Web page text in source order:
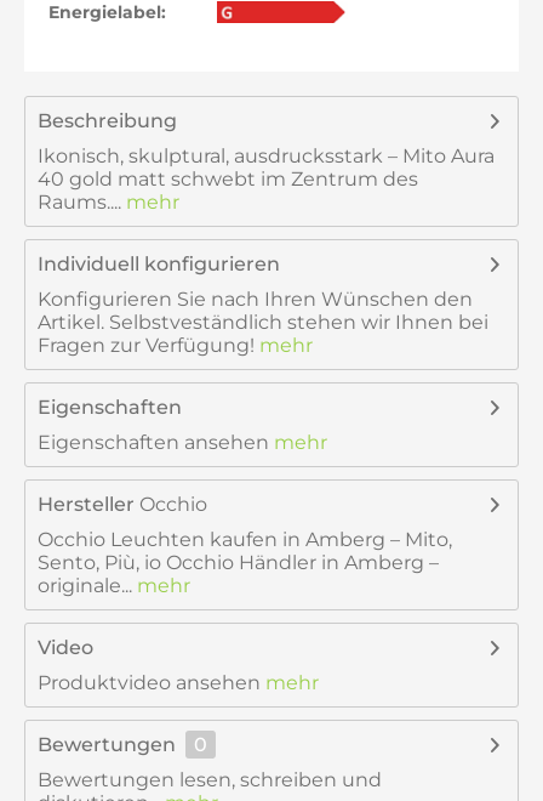
Energielabel:
Beschreibung
Ikonisch, skulptural, ausdrucksstark – Mito Aura
40 gold matt schwebt im Zentrum des
Raums.... mehr
Individuell konfigurieren
Konfigurieren Sie nach Ihren Wünschen den
Artikel. Selbstveständlich stehen wir Ihnen bei
Fragen zur Verfügung! mehr
Eigenschaften
Eigenschaften ansehen mehr
Hersteller Occhio
Occhio Leuchten kaufen in Amberg – Mito,
Sento, Più, io Occhio Händler in Amberg –
originale... mehr
Video
Produktvideo ansehen mehr
Bewertungen
0
Bewertungen lesen, schreiben und